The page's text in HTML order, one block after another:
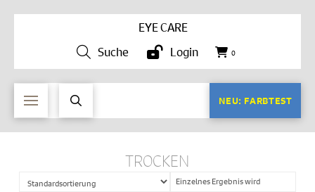
EYE CARE
Suche
Login 0
NEU: FARBTEST
TROCKEN
Einzelnes Ergebnis wird